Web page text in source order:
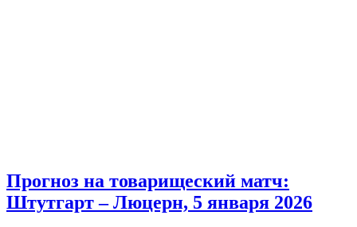
Прогноз на товарищеский матч:
Штутгарт – Люцерн, 5 января 2026